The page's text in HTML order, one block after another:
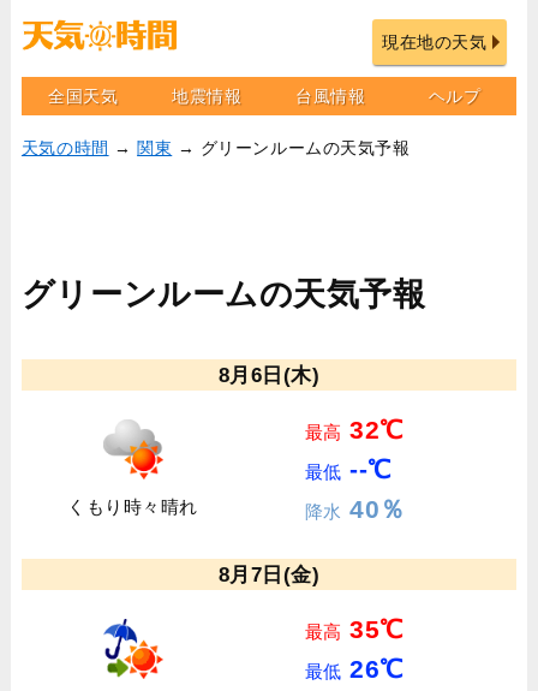
現在地の天気
全国天気 地震情報 台風情報 ヘルプ
天気の時間 → 関東 → グリーンルームの天気予報
グリーンルームの天気予報
8月6日(木)
くもり時々晴れ
最高 32℃
最低 --℃
降水 40％
8月7日(金)
最高 35℃
最低 26℃